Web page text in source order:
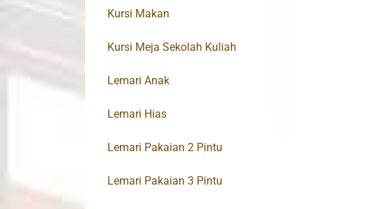
Kursi Makan
Kursi Meja Sekolah Kuliah
Lemari Anak
Lemari Hias
Lemari Pakaian 2 Pintu
Lemari Pakaian 3 Pintu